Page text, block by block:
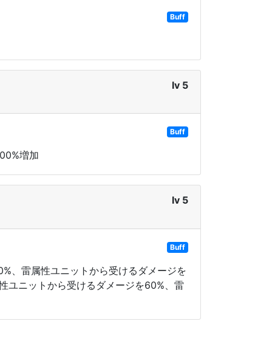
Buff
lv 5
Buff
増加
lv 5
Buff
、雷属性ユニットから受けるダメージを
ユニットから受けるダメージを60%、雷